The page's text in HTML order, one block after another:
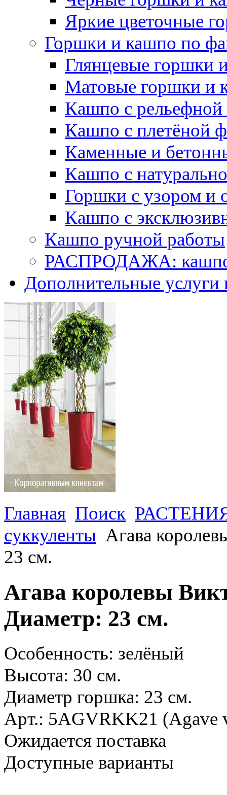
Яркие цветочные
Горшки и кашпо по
Глянцевые горшки
Матовые горшки и
Кашпо с рельефной
Кашпо с плетёной
Каменные и
Кашпо с
Горшки с узором и
Кашпо с
Кашпо ручной работы
РАСПРОДАЖА: кашпо
Дополнительные услуги
Главная Поиск
суккуленты Агава
23 см.
Агава королевы
Диаметр: 23 см.
Особенность: зелёный
Высота: 30 см.
Диаметр горшка: 23 см.
Арт.: 5AGVRKK21 (Agave
Ожидается поставка
Доступные варианты